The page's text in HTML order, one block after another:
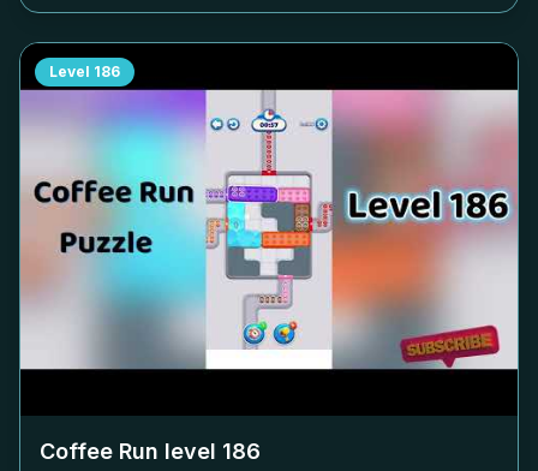
Level 186
Coffee Run level 186